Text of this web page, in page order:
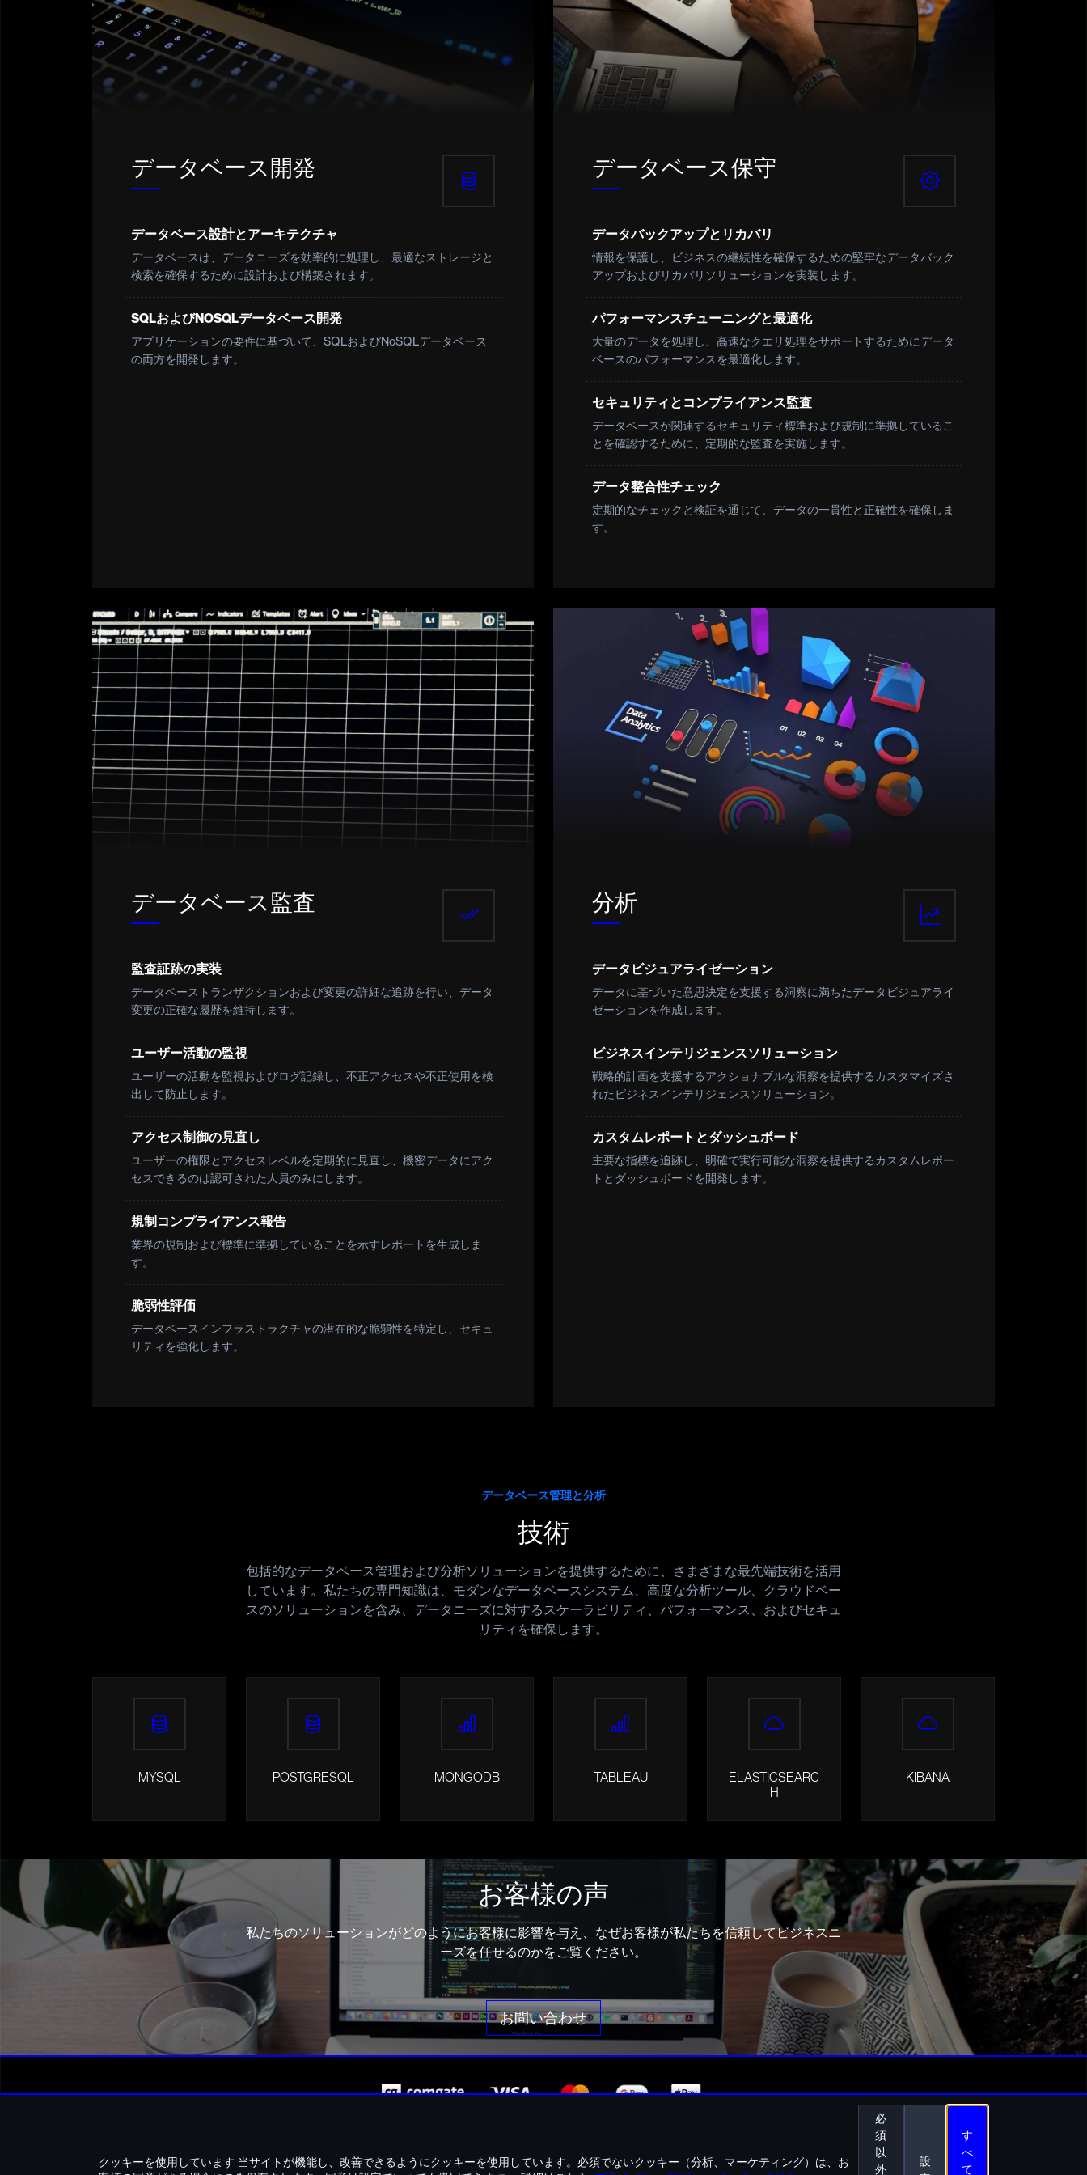
データベース開発
データベース設計とアーキテクチャ
データベースは、データニーズを効率的に処理し、最適なストレージと
検索を確保するために設計および構築されます。
SQLおよびNOSQLデータベース開発
アプリケーションの要件に基づいて、SQLおよびNoSQLデータベース
の両方を開発します。
データベース保守
データバックアップとリカバリ
情報を保護し、ビジネスの継続性を確保するための堅牢なデータバック
アップおよびリカバリソリューションを実装します。
パフォーマンスチューニングと最適化
大量のデータを処理し、高速なクエリ処理をサポートするためにデータ
ベースのパフォーマンスを最適化します。
セキュリティとコンプライアンス監査
データベースが関連するセキュリティ標準および規制に準拠しているこ
とを確認するために、定期的な監査を実施します。
データ整合性チェック
定期的なチェックと検証を通じて、データの一貫性と正確性を確保しま
す。
データベース監査
監査証跡の実装
データベーストランザクションおよび変更の詳細な追跡を行い、データ
変更の正確な履歴を維持します。
ユーザー活動の監視
ユーザーの活動を監視およびログ記録し、不正アクセスや不正使用を検
出して防止します。
アクセス制御の見直し
ユーザーの権限とアクセスレベルを定期的に見直し、機密データにアク
セスできるのは認可された人員のみにします。
規制コンプライアンス報告
業界の規制および標準に準拠していることを示すレポートを生成しま
す。
脆弱性評価
データベースインフラストラクチャの潜在的な脆弱性を特定し、セキュ
リティを強化します。
分析
データビジュアライゼーション
データに基づいた意思決定を支援する洞察に満ちたデータビジュアライ
ゼーションを作成します。
ビジネスインテリジェンスソリューション
戦略的計画を支援するアクショナブルな洞察を提供するカスタマイズさ
れたビジネスインテリジェンスソリューション。
カスタムレポートとダッシュボード
主要な指標を追跡し、明確で実行可能な洞察を提供するカスタムレポー
トとダッシュボードを開発します。
データベース管理と分析
技術
包括的なデータベース管理および分析ソリューションを提供するために、さまざまな最先端技術を活用
しています。私たちの専門知識は、モダンなデータベースシステム、高度な分析ツール、クラウドベー
スのソリューションを含み、データニーズに対するスケーラビリティ、パフォーマンス、およびセキュ
リティを確保します。
MYSQL POSTGRESQL MONGODB TABLEAU
ELASTICSEARC
H
KIBANA
お客様の声
私たちのソリューションがどのようにお客様に影響を与え、なぜお客様が私たちを信頼してビジネスニ
ーズを任せるのかをご覧ください。
お問い合わせ
クッキー設定
クッキーを使用しています 当サイトが機能し、改善できるようにクッキーを使用しています。必須でないクッキー（分析、マーケティング）は、お
必
須
以
外
設
す
べ
て